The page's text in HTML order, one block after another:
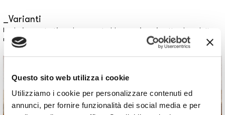
Questo sito web utilizza i cookie
Utilizziamo i cookie per personalizzare contenuti ed
annunci, per fornire funzionalità dei social media e per
Varianti
I colori a mostrati a schermo potrebbero variare rispetto al prodotto
reale: contattaci per richiedere un campione.